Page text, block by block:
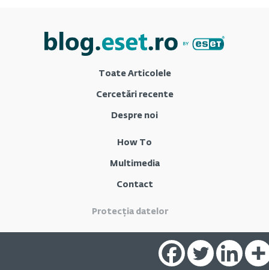
Toate Articolele
Cercetări recente
Despre noi
How To
Multimedia
Contact
Protecția datelor